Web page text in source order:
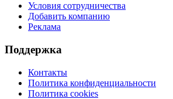
Условия сотрудничества
Добавить компанию
Реклама
Поддержка
Контакты
Политика конфиденциальности
Политика cookies